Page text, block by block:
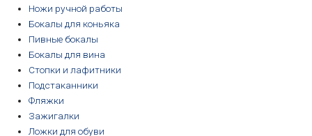
Ножи ручной работы
Бокалы для коньяка
Пивные бокалы
Бокалы для вина
Стопки и лафитники
Подстаканники
Фляжки
Зажигалки
Ложки для обуви